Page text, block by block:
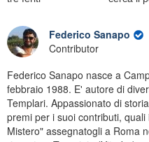
Federico Sanapo
Contributor
Federico Sanapo nasce a
febbraio 1988. E' autore di
Templari. Appassionato di
premi per i suoi contributi,
Mistero" assegnatogli a Roma